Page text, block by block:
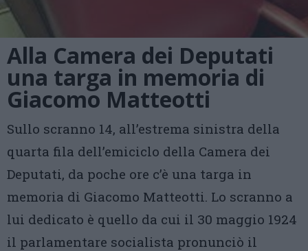
Alla Camera dei Deputati
una targa in memoria di
Giacomo Matteotti
Sullo scranno 14, all’estrema sinistra della
quarta fila dell’emiciclo della Camera dei
Deputati, da poche ore c’è una targa in
memoria di Giacomo Matteotti. Lo scranno a
lui dedicato è quello da cui il 30 maggio 1924
il parlamentare socialista pronunciò il